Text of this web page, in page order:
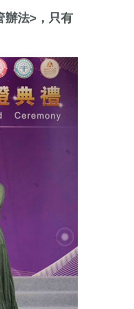
辦法>，只有